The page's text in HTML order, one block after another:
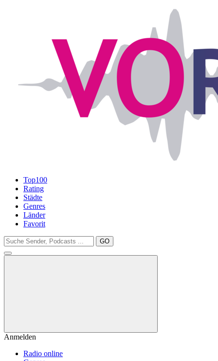
Top100
Rating
Städte
Genres
Länder
Favorit
GO
Anmelden
Radio online